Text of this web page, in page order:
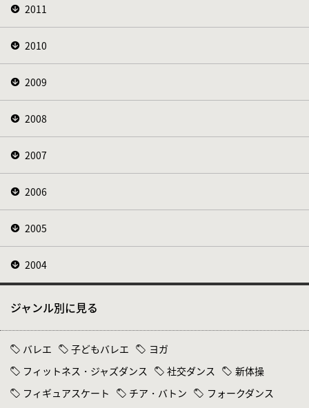
2011
2010
2009
2008
2007
2006
2005
2004
ジャンル別に見る
バレエ 子どもバレエ
ヨガ
フィットネス・ジャズダンス
社交ダンス
新体操
フィギュアスケート
チア・バトン
フォークダンス